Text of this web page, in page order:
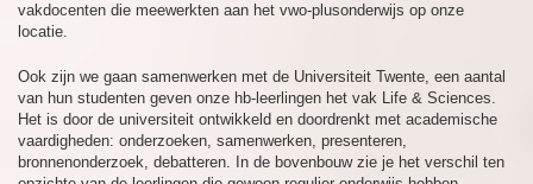
vakdocenten die meewerkten aan het vwo-plusonderwijs op onze
locatie.
Ook zijn we gaan samenwerken met de Universiteit Twente, een aantal
van hun studenten geven onze hb-leerlingen het vak Life & Sciences.
Het is door de universiteit ontwikkeld en doordrenkt met academische
vaardigheden: onderzoeken, samenwerken, presenteren,
bronnenonderzoek, debatteren. In de bovenbouw zie je het verschil ten